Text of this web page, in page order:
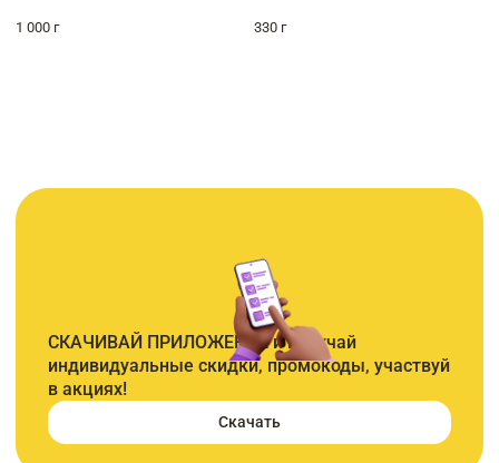
1 000 г 330 г
СКАЧИВАЙ ПРИЛОЖЕНИЕ и получай
индивидуальные скидки, промокоды, участвуй
в акциях!
Скачать